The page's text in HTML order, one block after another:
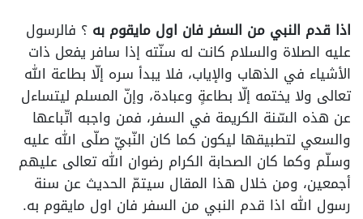
اذا قدم النبي من السفر فان اول مايقوم به ؟ فالرسول
عليه الصلاة والسلام كانت له سنّته إذا سافر يفعل ذات
الأشياء في الذهاب والإياب، فلا يبدأ سره إلّا بطاعة الله
تعالى ولا يختمه إلّا بطاعةٍ وعبادة، وإنّ المسلم ليتساءل
عن هذه السّنة الكريمة في السفر، فمن واجبه اتّباعها
والسعي لتطبيقها ليكون كما كان النّبيّ صلّى الله عليه
وسلّم وكما كان الصحابة الكرام رضوان الله تعالى عليهم
أجمعين، ومن خلال هذا المقال سيتمّ الحديث عن سنة
رسول الله اذا قدم النبي من السفر فان اول مايقوم به.